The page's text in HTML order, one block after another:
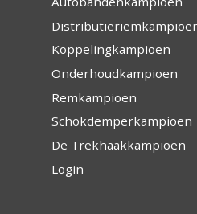
Koppelingkampioen
Onderhoudkampioen
Remkampioen
Schokdemperkampioen
De Trekhaakkampioen
Login